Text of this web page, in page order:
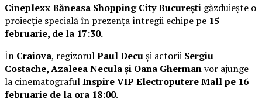
Cineplexx Băneasa Shopping City București găzduiește o
proiecție specială în prezența întregii echipe pe 15
februarie, de la 17:30.
În Craiova, regizorulPaul Decuși actorii Sergiu
Costache, Azaleea Necula și Oana Ghermanvor ajunge
la cinematografulInspire VIP Electroputere Mall pe 16
februarie de la ora 18:00.